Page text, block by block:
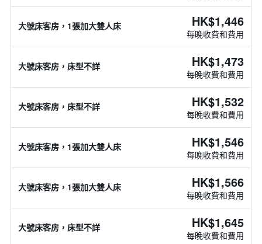
大號床客房，1張加大雙人床 HK$1,446
每晚收費和費用
大號床客房，床型不詳 HK$1,473
每晚收費和費用
大號床客房，床型不詳 HK$1,532
每晚收費和費用
大號床客房，1張加大雙人床 HK$1,546
每晚收費和費用
大號床客房，1張加大雙人床 HK$1,566
每晚收費和費用
大號床客房，床型不詳 HK$1,645
每晚收費和費用